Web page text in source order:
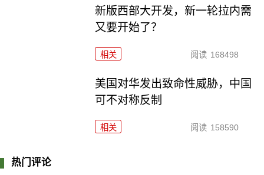
新版西部大开发，新一轮拉内需
又要开始了？
相关 阅读 168498
美国对华发出致命性威胁，中国
可不对称反制
相关 阅读 158590
热门评论